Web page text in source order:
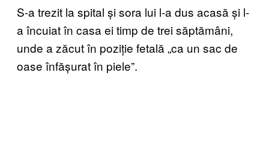
S-a trezit la spital și sora lui l-a dus acasă și l-
a încuiat în casa ei timp de trei săptămâni,
unde a zăcut în poziție fetală „ca un sac de
oase înfășurat în piele”.